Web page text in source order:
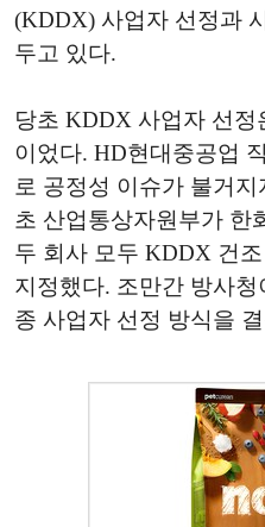
(KDDX) 사업자 선정과
두고 있다.
당초 KDDX 사업자 선정
이었다. HD현대중공업
로 공정성 이슈가 불거
초 산업통상자원부가 한
두 회사 모두 KDDX 건
지정했다. 조만간 방사
종 사업자 선정 방식을